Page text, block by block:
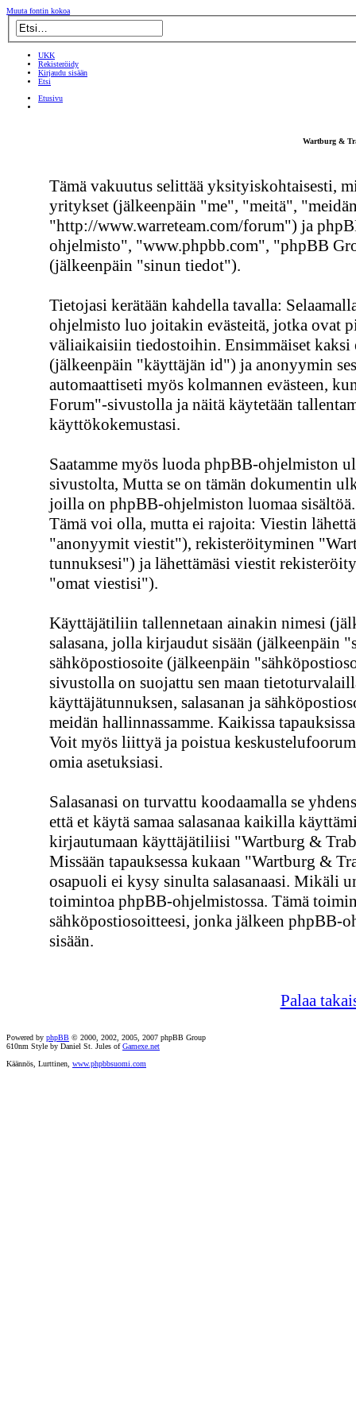
Muuta fontin kokoa
UKK
Rekisteröidy
Kirjaudu sisään
Etsi
Etusivu
Wartburg &
Tämä vakuutus selittää yksityiskohtaisesti,
yritykset (jälkeenpäin "me", "meitä",
"http://www.warreteam.com/forum") ja
ohjelmisto", "www.phpbb.com", "phpBB
(jälkeenpäin "sinun tiedot").
Tietojasi kerätään kahdella tavalla:
ohjelmisto luo joitakin evästeitä, jotka ovat
väliaikaisiin tiedostoihin. Ensimmäiset
(jälkeenpäin "käyttäjän id") ja anonyymin
automaattiseti myös kolmannen evästeen,
Forum"-sivustolla ja näitä käytetään
käyttökokemustasi.
Saatamme myös luoda phpBB-ohjelmiston
sivustolta, Mutta se on tämän dokumentin
joilla on phpBB-ohjelmiston luomaa
Tämä voi olla, mutta ei rajoita: Viestin
"anonyymit viestit"), rekisteröityminen
tunnuksesi") ja lähettämäsi viestit
"omat viestisi").
Käyttäjätiliin tallennetaan ainakin nimesi
salasana, jolla kirjaudut sisään (jälkeenpäin
sähköpostiosoite (jälkeenpäin
sivustolla on suojattu sen maan
käyttäjätunnuksen, salasanan ja
meidän hallinnassamme. Kaikissa
Voit myös liittyä ja poistua
omia asetuksiasi.
Salasanasi on turvattu koodaamalla se
että et käytä samaa salasanaa kaikilla
kirjautumaan käyttäjätiliisi "Wartburg &
Missään tapauksessa kukaan "Wartburg &
osapuoli ei kysy sinulta salasanaasi. Mikäli
toimintoa phpBB-ohjelmistossa. Tämä
sähköpostiosoitteesi, jonka jälkeen phpBB-
sisään.
Palaa
Powered by phpBB © 2000, 2002, 2005, 2007 phpBB Group
610nm Style by Daniel St. Jules ofGamexe.net
Käännös, Lurttinen, www.phpbbsuomi.com